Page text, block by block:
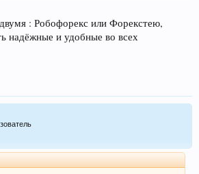
: Робофорекс или Форекстею,
надёжные и удобные во всех